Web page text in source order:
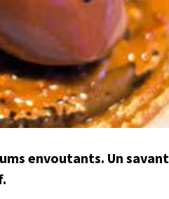
envoutants. Un savant